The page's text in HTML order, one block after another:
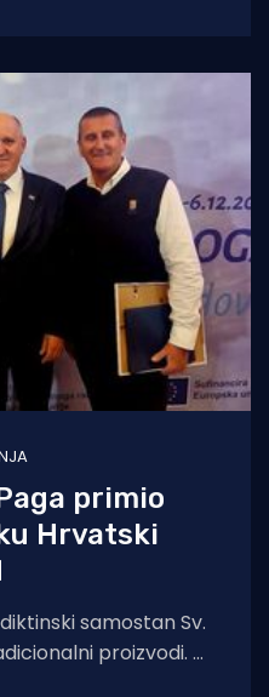
primio
Hrvatski
samostan Sv.
proizvodi. A